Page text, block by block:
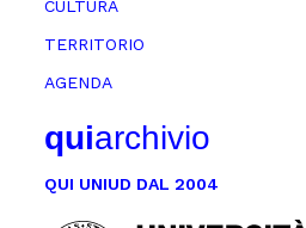
CULTURA
TERRITORIO
AGENDA
quiarchivio
QUI UNIUD DAL 2004